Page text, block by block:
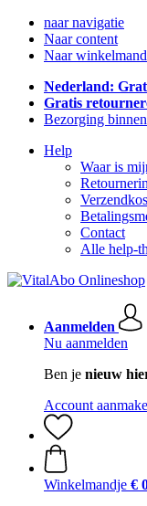
naar navigatie
Naar content
Naar winkelmand
Nederland:
Gratis
Bezorging
Help
Waar is
Contact
Alle help-
Aanmelden
Nu aanmelden
Ben je nieuw
Account
Winkelmandje €